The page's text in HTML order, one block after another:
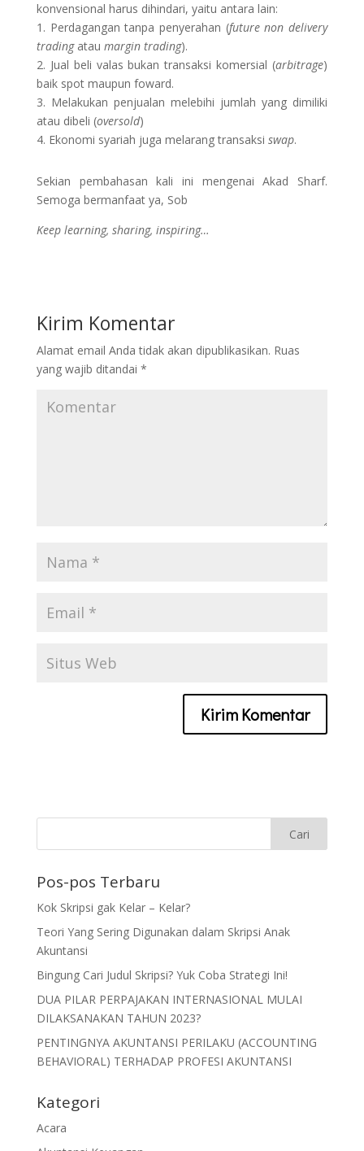
konvensional harus dihindari, yaitu antara lain:
1. Perdagangan tanpa penyerahan (future non delivery
tradingatau margin trading).
2. Jual beli valas bukan transaksi komersial (arbitrage)
baik spot maupun foward.
3. Melakukan penjualan melebihi jumlah yang dimiliki
atau dibeli (oversold)
4. Ekonomi syariah juga melarang transaksi swap.
Sekian pembahasan kali ini mengenai Akad Sharf.
Semoga bermanfaat ya, Sob
Keep learning, sharing, inspiring…
Kirim Komentar
Alamat email Anda tidak akan dipublikasikan. Ruas
yang wajib ditandai *
Pos-pos Terbaru
Kok Skripsi gak Kelar – Kelar?
Teori Yang Sering Digunakan dalam Skripsi Anak
Akuntansi
Bingung Cari Judul Skripsi? Yuk Coba Strategi Ini!
DUA PILAR PERPAJAKAN INTERNASIONAL MULAI
DILAKSANAKAN TAHUN 2023?
PENTINGNYA AKUNTANSI PERILAKU (ACCOUNTING
BEHAVIORAL) TERHADAP PROFESI AKUNTANSI
Kategori
Acara